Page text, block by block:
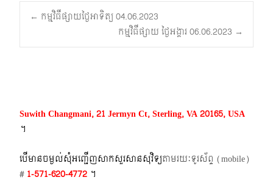
Post
navigation
← កម្មវិធីផ្សាយថ្ងៃអាទិត្យ 04.06.2023
កម្មវិធីផ្សាយ ថ្ងៃអង្គារ 06.06.2023 →
Suwith Changmani, 21 Jermyn Ct, Sterling, VA 20165, USA
។​
បើមានចម្ងល់​សុំអញ្ជើញសាកសួរសានសុវិទ្យតាមរយៈទូរស័ព្ទ​ (mobile)​
# 1-571-620-4772​ ។